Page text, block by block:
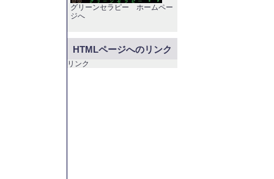
グリーンセラピー ホームペー
ジへ
HTMLページへのリンク
リンク